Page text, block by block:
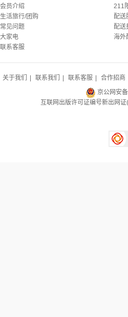
会员介绍
生活旅行/团购
常见问题
大家电
联系客服
211
配送
配送
海外
关于我们 联系我们 联系客服 合作招商
京公网安
互联网出版许可证编号新出网